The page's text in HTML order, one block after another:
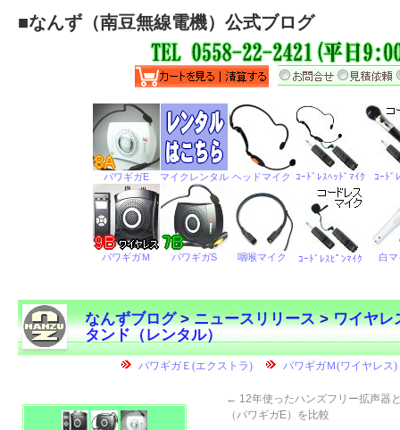
■なんず（南豆無線電機）公式ブログ
なんずブログ>ニュースリリース>ワイヤレ
タンド（レンタル）
← 12年使ったハンズフリー拡声器
（パワギガE）を比較